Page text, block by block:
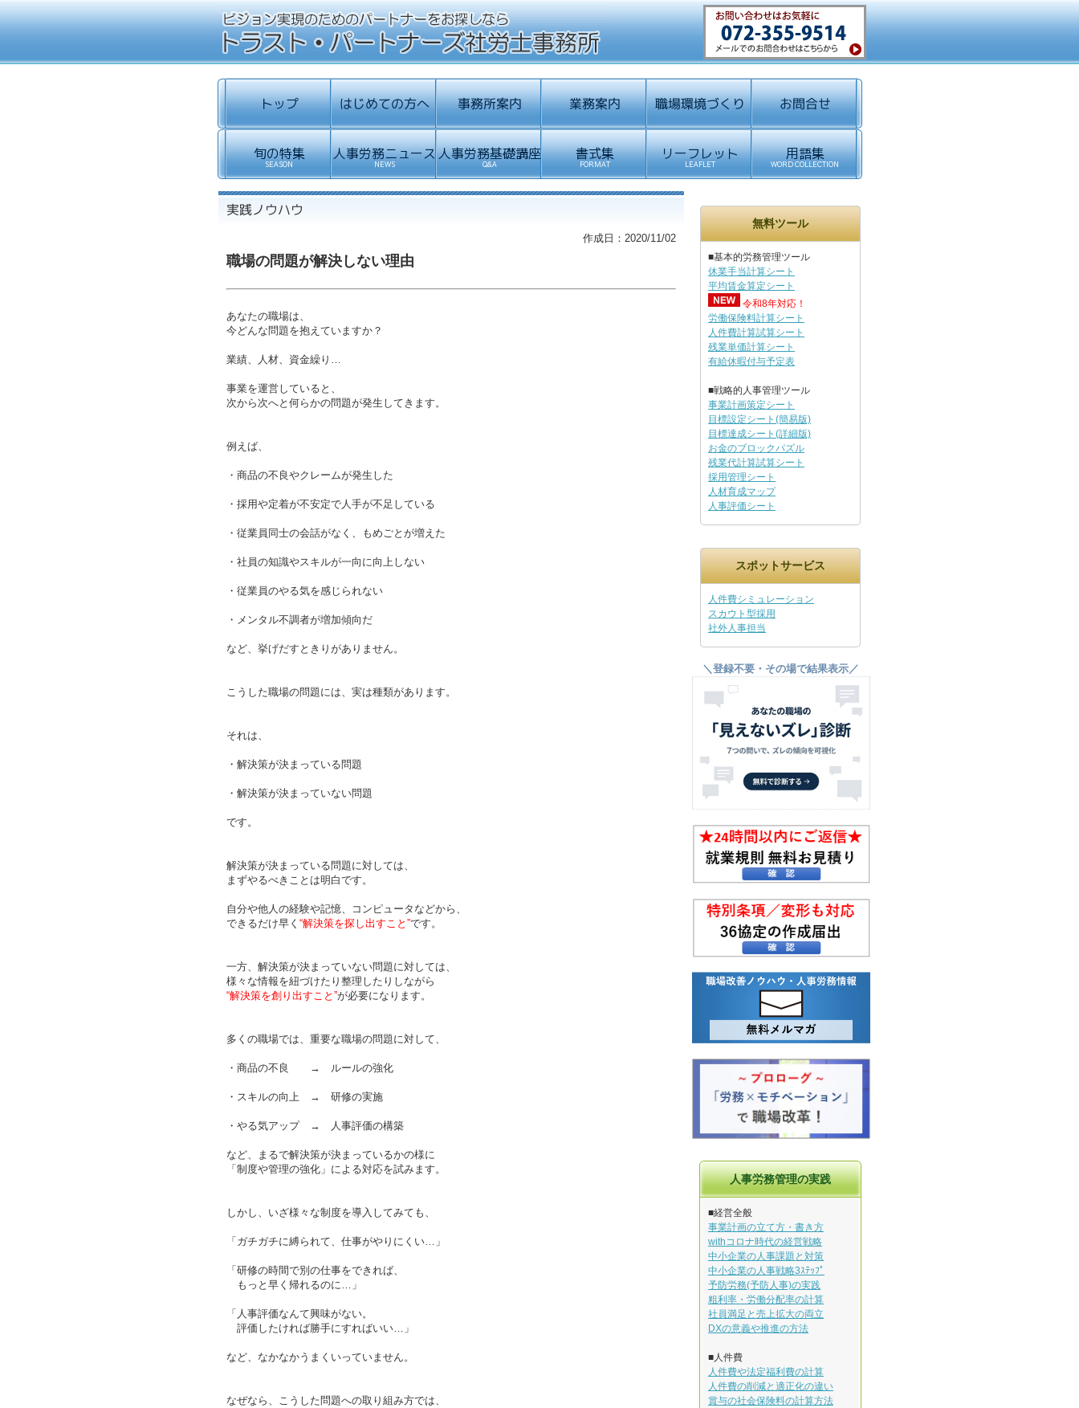
作成日：2020/11/02
職場の問題が解決しない理由
あなたの職場は、
今どんな問題を抱えていますか？
業績、人材、資金繰り…
事業を運営していると、
次から次へと何らかの問題が発生してきます。
例えば、
・商品の不良やクレームが発生した
・採用や定着が不安定で人手が不足している
・従業員同士の会話がなく、もめごとが増えた
・社員の知識やスキルが一向に向上しない
・従業員のやる気を感じられない
・メンタル不調者が増加傾向だ
など、挙げだすときりがありません。
こうした職場の問題には、実は種類があります。
それは、
・解決策が決まっている問題
・解決策が決まっていない問題
です。
解決策が決まっている問題に対しては、
まずやるべきことは明白です。
自分や他人の経験や記憶、コンピュータなどから、
できるだけ早く “解決策を探し出すこと”です。
一方、解決策が決まっていない問題に対しては、
様々な情報を紐づけたり整理したりしながら
“解決策を創り出すこと”が必要になります。
多くの職場では、重要な職場の問題に対して、
・商品の不良 → ルールの強化
・スキルの向上 → 研修の実施
・やる気アップ → 人事評価の構築
など、まるで解決策が決まっているかの様に
「制度や管理の強化」による対応を試みます。
しかし、いざ様々な制度を導入してみても、
「ガチガチに縛られて、仕事がやりにくい…」
「研修の時間で別の仕事をできれば、
もっと早く帰れるのに…」
「人事評価なんて興味がない。
評価したければ勝手にすればいい…」
など、なかなかうまくいっていません。
なぜなら、こうした問題への取り組み方では、
無料ツール
■基本的労務管理ツール
休業手当計算シート
平均賃金算定シート
令和8年対応！
労働保険料計算シート
人件費計算試算シート
残業単価計算シート
有給休暇付与予定表
■戦略的人事管理ツール
事業計画策定シート
目標設定シート(簡易版)
目標達成シート(詳細版)
お金のブロックパズル
残業代計算試算シート
採用管理シート
人材育成マップ
人事評価シート
スポットサービス
人件費シミュレーション
スカウト型採用
社外人事担当
＼登録不要・その場で結果表示／
人事労務管理の実践
■経営全般
事業計画の立て方・書き方
withコロナ時代の経営戦略
中小企業の人事課題と対策
中小企業の人事戦略3ｽﾃｯﾌﾟ
予防労務(予防人事)の実践
粗利率・労働分配率の計算
社員満足と売上拡大の両立
DXの意義や推進の方法
■人件費
人件費や法定福利費の計算
人件費の削減と適正化の違い
賞与の社会保険料の計算方法